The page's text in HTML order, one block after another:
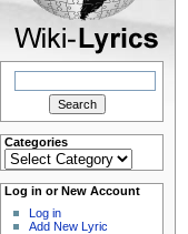
Search
Categories
Categories
Log in or New Account
Log in
Add New Lyric